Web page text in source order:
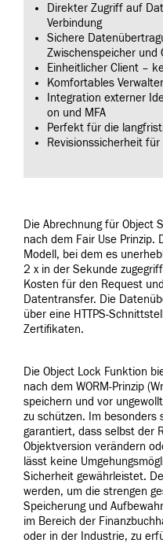
Direkter Zugriff auf
Verbindung
Sichere
Zwischenspeicher und
Einheitlicher Client –
Komfortables
Integration externer
on und MFA
Perfekt für die
Revisionssicherheit
Die Abrechnung für Object
nach dem Fair Use
Modell, bei dem es
2 x in der Sekunde
Kosten für den Request
Datentransfer. Die
über eine HTTPS-
Zertifikaten.
Die Object Lock Funktion
nach dem WORM-Prinzip
speichern und vor
zu schützen. Im besonders
garantiert, dass selbst der
Objektversion verändern
lässt keine
Sicherheit gewährleistet.
werden, um die strengen
Speicherung und
im Bereich der
oder in der Industrie, zu